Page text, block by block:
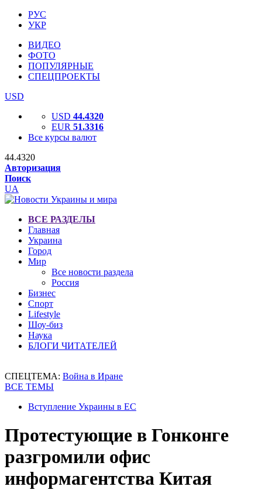
РУС
УКР
ВИДЕО
ФОТО
ПОПУЛЯРНЫЕ
СПЕЦПРОЕКТЫ
USD
USD 44.4320
EUR 51.3316
Все курсы валют
44.4320
Авторизация
Поиск
UA
ВСЕ РАЗДЕЛЫ
Главная
Украина
Город
Мир
Все новости раздела
Россия
Бизнес
Спорт
Lifestyle
Шоу-биз
Наука
БЛОГИ ЧИТАТЕЛЕЙ
СПЕЦТЕМА: Война в Иране
ВСЕ ТЕМЫ
Вступление Украины в ЕС
Протестующие в Гонконге
разгромили офис
информагентства Китая